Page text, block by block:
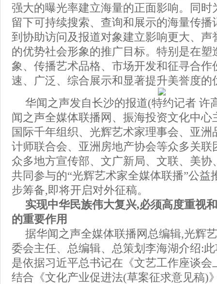
强大的曝光率建立海量的正面影响。同时
留下可持续搜索、查询和展示的海量传播
到协助访问及报道对象建立影响更大、声
的优势社会形象的推广目标。特别是在塑
象、传播艺术品格、市场开发和征寻合作
速、广泛、综合展示和显著提升美誉度的
华闻之声发自长沙的报道(特约记者 许
闻之声全媒体联播网、振海投资文化中心
国际千年组织、光辉艺术家理事会、亚洲
计师联合会、亚洲房地产协会等众多关联
众多地方宣传部、文广新局、文联、美协
共同参与的“光辉艺术家全媒体联播”公益
步筹备,即将开启对外征稿。
实现中华民族伟大复兴,必须高度重视
的重要作用
据华闻之声全媒体联播网总编辑,光辉
委会主任、总编辑、总策划李海湖介绍:
是依据习近平总书记在《文艺工作座谈会
结合《文化产业促进法(草案征求意见稿)